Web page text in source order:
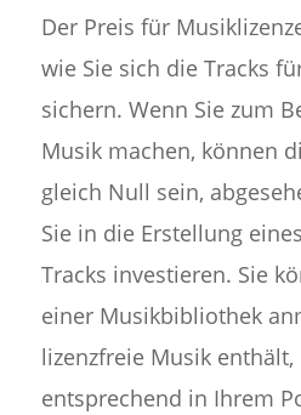
Der Preis für
wie Sie sich die Tracks
sichern. Wenn Sie zum
Musik machen, können
gleich Null sein,
Sie in die Erstellung
Tracks investieren. Sie
einer Musikbibliothek
lizenzfreie Musik enthält,
entsprechend in Ihrem